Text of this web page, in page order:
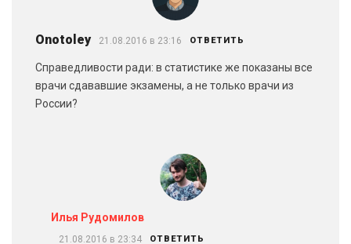
Onotoley 21.08.2016 в 23:16 ОТВЕТИТЬ
Справедливости ради: в статистике же показаны все
врачи сдававшие экзамены, а не только врачи из
России?
Илья Рудомилов
21.08.2016 в 23:34 ОТВЕТИТЬ